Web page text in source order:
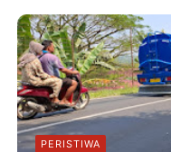
PERISTIWA